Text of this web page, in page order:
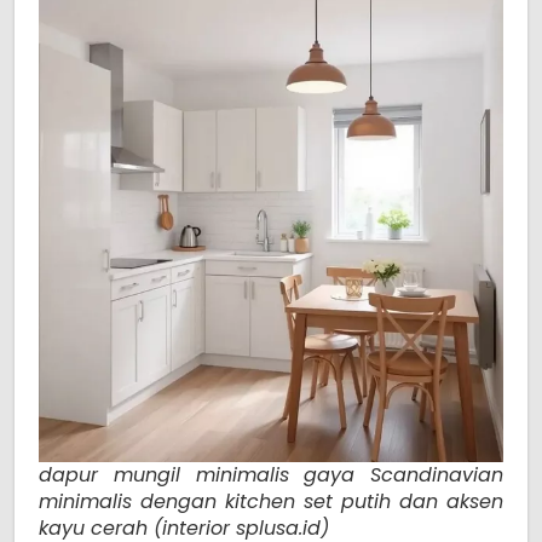
dapur mungil minimalis gaya Scandinavian
minimalis dengan kitchen set putih dan aksen
kayu cerah (interior splusa.id)